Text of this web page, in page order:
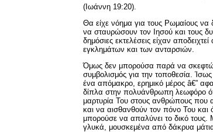
(Ιωάννη 19:20).
Θα είχε νόημα για τους Ρωμαίους να
να σταυρώσουν τον Ιησού και τους
δημόσιες εκτελέσεις είχαν
εγκλημάτων και των ανταρσιών.
Όμως δεν μπορούσα παρά να σκεφτώ
συμβολισμός για την τοποθεσία.
ένα απόμακρο, ερημικό μέρος â€”
δίπλα στην πολυάνθρωπη λεωφόρο
μαρτυρία Του στους ανθρώπους
και να αισθανθούν τον πόνο Του
μπορούσε να απαλύνει το δικό
γλυκά, μουσκεμένα από δάκρυα